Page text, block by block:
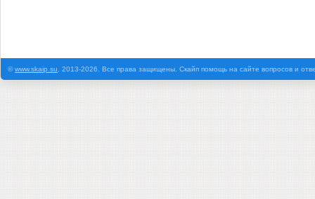
©www.skaip.su , 2013-2026. Все права защищены. Скайп помощь на сайте вопросов и